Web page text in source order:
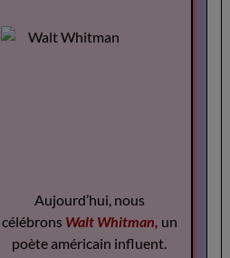
Aujourd’hui, nous
célébrons Walt Whitman, un
poète américain influent.